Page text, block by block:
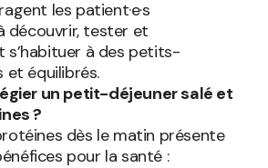
les patient·e·s
découvrir, tester et
s’habituer à des petits-
et équilibrés.
un petit-déjeuner salé et
?
dès le matin présente
pour la santé :